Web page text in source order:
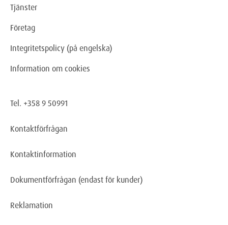
Tjänster
Företag
Integritetspolicy (på engelska)
Information om cookies
Tel. +358 9 50991
Kontaktförfrågan
Kontaktinformation
Dokumentförfrågan (endast för kunder)
Reklamation